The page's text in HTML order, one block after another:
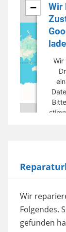
−
Wir
Wir
Wir
Folgendes.
gefunden